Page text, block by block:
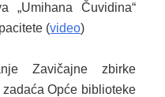
„Umihana Čuvidina“
(video)
Zavičajne zbirke
Opće biblioteke